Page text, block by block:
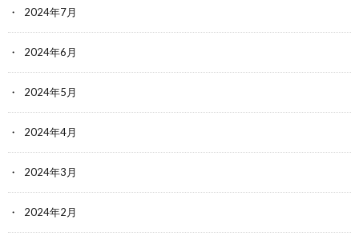
2024年7月
2024年6月
2024年5月
2024年4月
2024年3月
2024年2月